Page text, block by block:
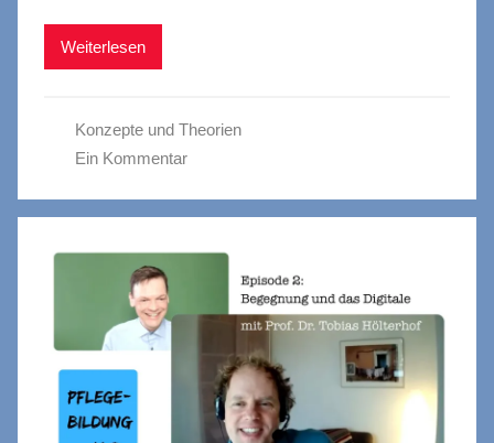
Weiterlesen
Konzepte und Theorien
Ein Kommentar